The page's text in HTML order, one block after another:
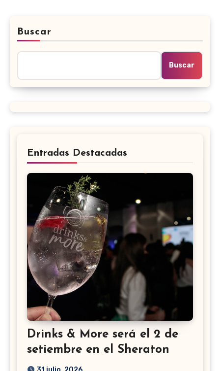
Buscar
Buscar
Entradas Destacadas
Drinks & More será el 2 de
setiembre en el Sheraton